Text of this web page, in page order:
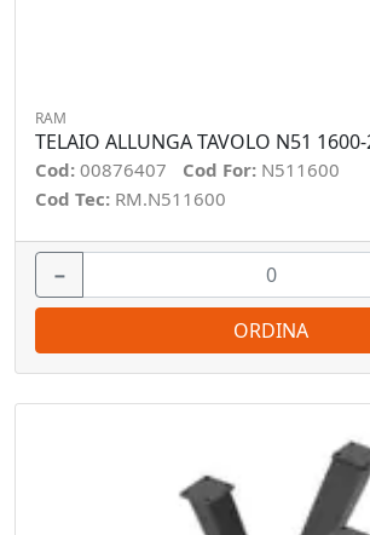
RAM
TELAIO ALLUNGA TAVOLO N51
Cod: 00876407 Cod For: N511600
Cod Tec: RM.N511600
−
ORDINA